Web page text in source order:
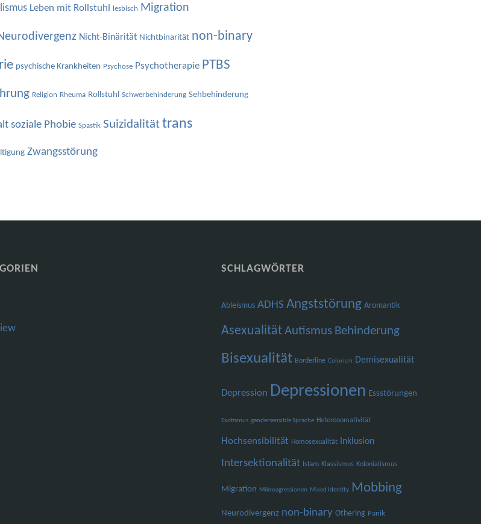
Leben mit Rollstuhl lesbisch Migration
Nicht-Binärität Nichtbinarität non-binary
psychische Krankheiten Psychose Psychotherapie PTBS
Religion Rheuma Rollstuhl Schwerbehinderung Sehbehinderung
soziale Phobie Spastik Suizidalitättrans
Zwangsstörung
SCHLAGWÖRTER
Ableismus ADHS Angststörung Aromantik
Asexualität Autismus Behinderung
Bisexualität Borderline Colorism Demisexualität
Depression Depressionen Essstörungen
Exotismus gendersensible Sprache Heteronomativität
Hochsensibilität Homosexualität Inklusion
Intersektionalität Islam Klassismus Kolonialismus
Migration Mikroagressionen Mixed Identity Mobbing
Neurodivergenz non-binary Othering Panik